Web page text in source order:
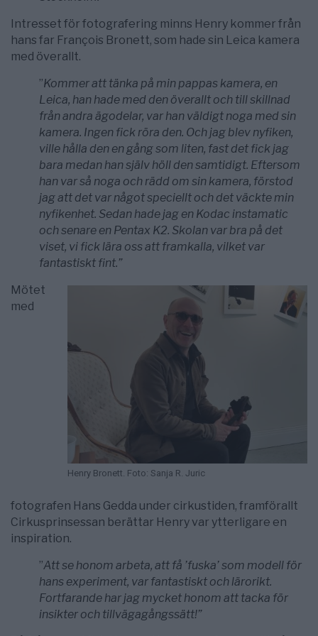
Intresset för fotografering minns Henry kommer från
hans far François Bronett, som hade sin Leica kamera
med överallt.
”Kommer att tänka på min pappas kamera, en
Leica, han hade med den överallt och till skillnad
från andra ägodelar, var han väldigt noga med sin
kamera. Ingen fick röra den. Och jag blev nyfiken,
ville hålla den en gång som liten, fast det fick jag
bara medan han själv höll den samtidigt. Eftersom
han var så noga och rädd om sin kamera, förstod
jag att det var något speciellt och det väckte min
nyfikenhet. Sedan hade jag en Kodac instamatic
och senare en Pentax K2. Skolan var bra på det
viset, vi fick lära oss att framkalla, vilket var
fantastiskt fint.”
Henry Bronett. Foto: Sanja R. Juric
Mötet
med
fotografen Hans Gedda under cirkustiden, framförallt
Cirkusprinsessan berättar Henry var ytterligare en
inspiration.
”Att se honom arbeta, att få ’fuska’ som modell för
hans experiment, var fantastiskt och lärorikt.
Fortfarande har jag mycket honom att tacka för
insikter och tillvägagångssätt!”